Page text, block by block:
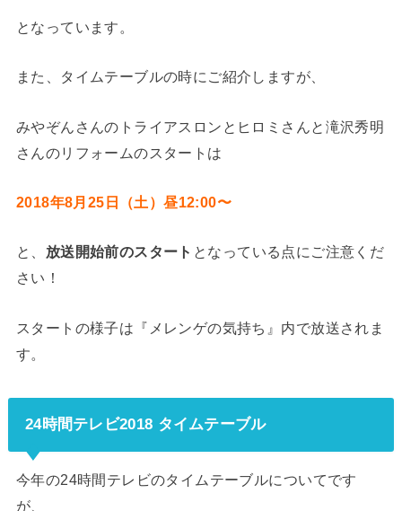
となっています。
また、タイムテーブルの時にご紹介しますが、
みやぞんさんのトライアスロンとヒロミさんと滝沢秀明
さんのリフォームのスタートは
2018年8月25日（土）昼12:00〜
と、 放送開始前のスタート となっている点にご注意くだ
さい！
スタートの様子は『メレンゲの気持ち』内で放送されま
す。
24時間テレビ2018 タイムテーブル
今年の24時間テレビのタイムテーブルについてです
が、